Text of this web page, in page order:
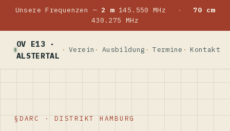
Unsere Frequenzen — 2 m145.550 MHz ·
70 cm
430.275 MHz
OV E13 ·
ALSTERTAL
Verein Ausbildung Termine Kontakt
DARC · DISTRIKT HAMBURG